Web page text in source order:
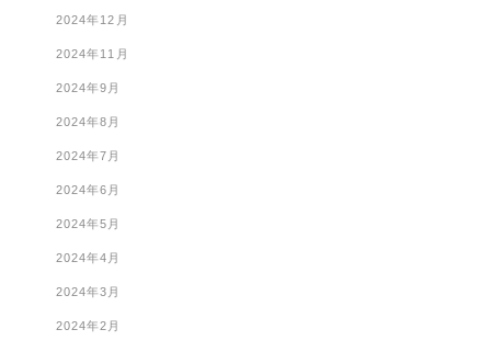
2024年12月
2024年11月
2024年9月
2024年8月
2024年7月
2024年6月
2024年5月
2024年4月
2024年3月
2024年2月